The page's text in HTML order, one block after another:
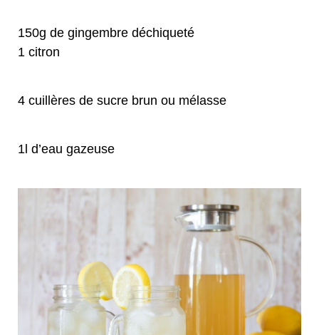
150g de gingembre déchiqueté
1 citron
4 cuillères de sucre brun ou mélasse
1l d’eau gazeuse